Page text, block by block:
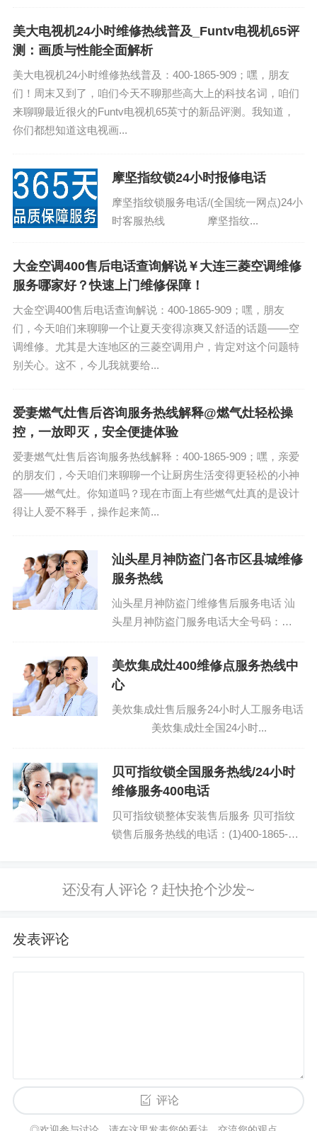
1865-909（点击咨询）（2）...
美大电视机24小时维修热线普及_Funtv电视机65评
测：画质与性能全面解析
美大电视机24小时维修热线普及：400-1865-909；嘿，朋友
们！周末又到了，咱们今天不聊那些高大上的科技名词，咱们
来聊聊最近很火的Funtv电视机65英寸的新品评测。我知道，
你们都想知道这电视画...
摩坚指纹锁24小时报修电话
摩坚指纹锁服务电话/(全国统一网点)24小
时客服热线 摩坚指纹...
大金空调400售后电话查询解说￥大连三菱空调维修
服务哪家好？快速上门维修保障！
大金空调400售后电话查询解说：400-1865-909；嘿，朋友
们，今天咱们来聊聊一个让夏天变得凉爽又舒适的话题——空
调维修。尤其是大连地区的三菱空调用户，肯定对这个问题特
别关心。这不，今儿我就要给...
爱妻燃气灶售后咨询服务热线解释@燃气灶轻松操
控，一放即灭，安全便捷体验
爱妻燃气灶售后咨询服务热线解释：400-1865-909；嘿，亲爱
的朋友们，今天咱们来聊聊一个让厨房生活变得更轻松的小神
器——燃气灶。你知道吗？现在市面上有些燃气灶真的是设计
得让人爱不释手，操作起来简...
汕头星月神防盗门各市区县城维修
服务热线
汕头星月神防盗门维修售后服务电话 汕
头星月神防盗门服务电话大全号码：
服务24小时:(2...
美炊集成灶400维修点服务热线中
心
美炊集成灶售后服务24小时人工服务电话
美炊集成灶全国24小时...
贝可指纹锁全国服务热线/24小时
维修服务400电话
贝可指纹锁整体安装售后服务 贝可指纹
锁售后服务热线的电话：(1)400-1865-
发表评论
评论